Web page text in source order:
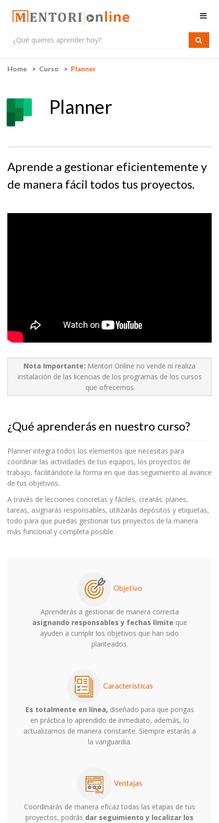
Home Curso Planner
Planner
Aprende a gestionar eficientemente y
de manera fácil todos tus proyectos.
Nota Importante: Mentori Online no vende ni realiza
instalación de las licencias de los programas de los cursos
que ofrecemos
¿Qué aprenderás en nuestro curso?
Planner integra todos los elementos que necesitas para
coordinar las actividades de tus equipos, los proyectos de
trabajo, facilitándote la forma en que das seguimiento al avance
de tus objetivos.
A través de lecciones concretas y fáciles, crearás: planes,
tareas, asignarás responsables, utilizarás depósitos y etiquetas,
todo para que puedas gestionar tus proyectos de la manera
más funcional y completa posible.
Objetivo
Aprenderás a gestionar de manera correcta
asignando responsables y fechas límite que
ayuden a cumplir los objetivos que han sido
planteados.
Características
Es totalmente en línea, diseñado para que pongas
en práctica lo aprendido de inmediato, además, lo
actualizamos de manera constante. Siempre estarás a
la vanguardia.
Ventajas
Coordinarás de manera eficaz todas las etapas de tus
proyectos, podrás dar seguimiento y localizar los